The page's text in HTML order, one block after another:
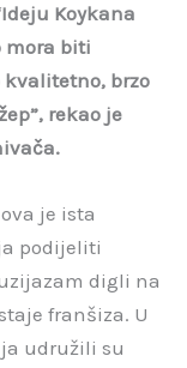
Koykana
mora biti
kvalitetno, brzo
rekao je
je ista
podijeliti
digli na
franšiza. U
udružili su